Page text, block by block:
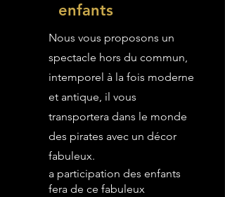
enfants
Nous vous proposons un
spectacle hors du commun,
intemporel à la fois moderne
et antique, il vous
transportera dans le monde
des pirates avec un décor
fabuleux.
a participation des enfants
fera de ce fabuleux